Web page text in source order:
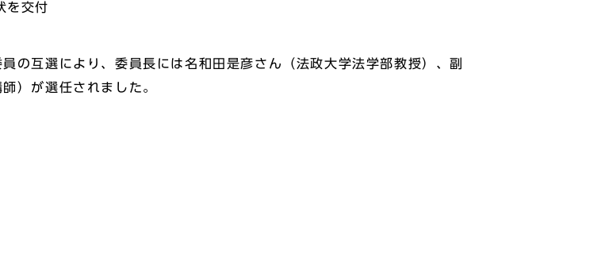
を交付
の互選により、委員長には名和田是彦さん（法政大学法学部教授）、副
）が選任されました。